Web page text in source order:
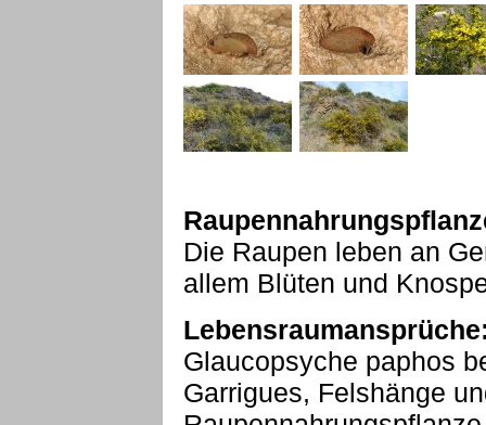
Die Raupen leben an
allem Blüten und
Glaucopsyche paphos
Garrigues, Felshänge